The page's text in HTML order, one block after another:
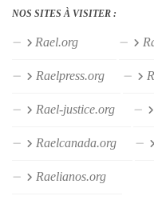
NOS SITES À VISITER :
Rael.org
Raelpress.org
Rael-justice.org
Raelcanada.org
Raelianos.org